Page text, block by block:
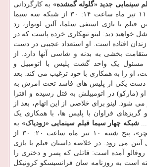
سینمایی جدید «گلوله گمشده» به کارگردانی
«گیوم پیرت»، جمعه ۱۱ تیر ماه ساعت ۱۴: ۳۰ از شبکه سه سیما
با بازی استفی سلما، آلبن لونوار، رد
خواهید دید: لینو تبهکاری خرده پاست که در
افتاده است. او استعداد عجیبی در دست
بخشی به بدنه و شاسی آنها دارد. از
مسئول یک واحد گشت پلیس با اتومبیل و
او را به همکاری با خود ترغیب می کند. بعد
دست یکی از پلیس های فاسد تحت امرش به
(مارکو) در اتومبیلش به قتل رسیده و افترا
شود. لینو برای خلاصی از این اتهام، بعد از
فراوان با پلیس ها، با همکاری یک
شبکه چهار سیما فیلم سینمایی «زودیاک» به
کارگردانی «دیوید فینچر»، پنج شنبه ۱۰ تیر ماه ساعت ۲۰: ۳۰ از
می رود. در خلاصه داستان فیلم با بازی
آمده است: قاتلی که پسر و دختری را
است به روزنامه سان فرانسیسکو کرونیکل